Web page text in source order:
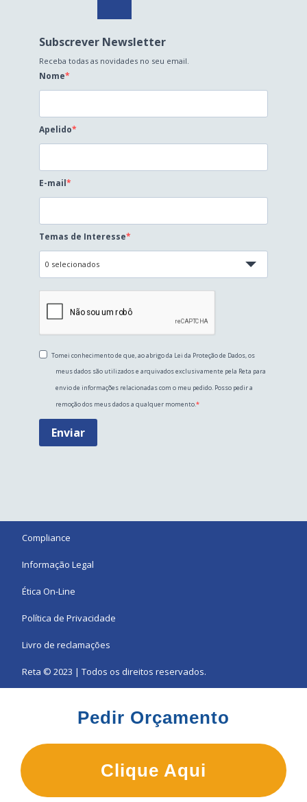
Subscrever Newsletter
Receba todas as novidades no seu email.
Nome
Apelido
E-mail
Temas de Interesse
0 selecionados
Tomei conhecimento de que, ao abrigo da Lei da Proteção de Dados, os
meus dados são utilizados e arquivados exclusivamente pela Reta para
envio de informações relacionadas com o meu pedido. Posso pedir a
remoção dos meus dados a qualquer momento.
Enviar
Compliance
Informação Legal
Ética On-Line
Política de Privacidade
Livro de reclamações
Reta © 2023 | Todos os direitos reservados.
Pedir Orçamento
Clique Aqui